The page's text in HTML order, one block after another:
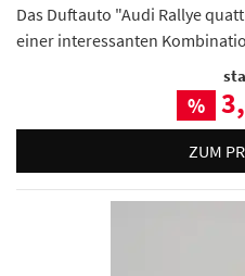
Das Duftauto "Audi Rallye
einer interessanten
%
ZUM